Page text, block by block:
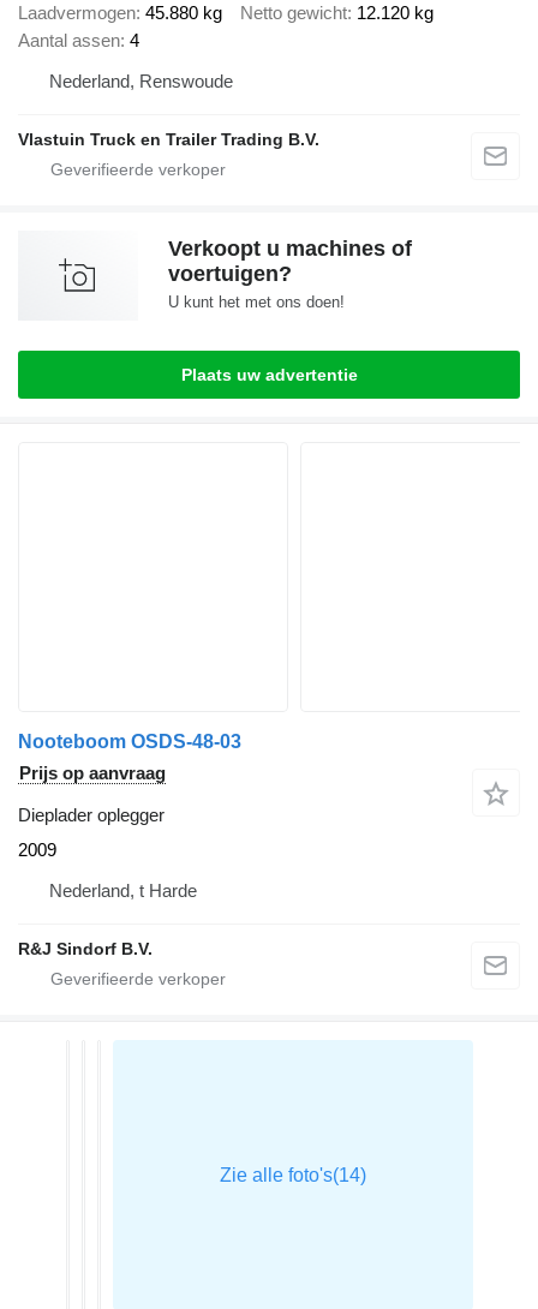
Laadvermogen 45.880 kg Netto gewicht 12.120 kg
Aantal assen 4
Nederland, Renswoude
Vlastuin Truck en Trailer Trading B.V.
Verkoopt u machines of
voertuigen?
U kunt het met ons doen!
Plaats uw advertentie
Nooteboom OSDS-48-03
Prijs op aanvraag
Dieplader oplegger
2009
Nederland, t Harde
R&J Sindorf B.V.